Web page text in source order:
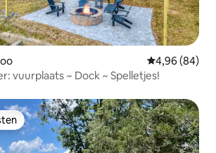
Gemiddelde
4,96 (84)
vuurplaats ~ Dock ~ Spelletjes!